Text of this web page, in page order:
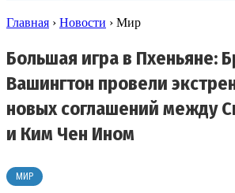
Главная › Новости › Мир
Большая игра в Пхеньяне:
Вашингтон провели
новых соглашений между
и Ким Чен Ином
МИР